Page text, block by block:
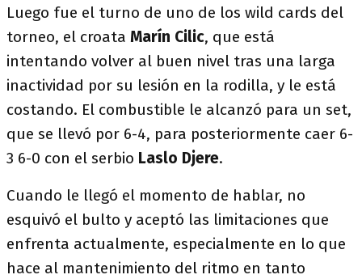
Luego fue el turno de uno de los wild cards del
torneo, el croata Marín Cilic, que está
intentando volver al buen nivel tras una larga
inactividad por su lesión en la rodilla, y le está
costando. El combustible le alcanzó para un set,
que se llevó por 6-4, para posteriormente caer 6-
3 6-0 con el serbio Laslo Djere.
Cuando le llegó el momento de hablar, no
esquivó el bulto y aceptó las limitaciones que
enfrenta actualmente, especialmente en lo que
hace al mantenimiento del ritmo en tanto